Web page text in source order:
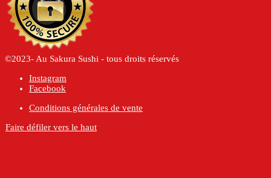
©2023- Au Sakura Sushi - tous droits réservés
Instagram
Facebook
Conditions générales de vente
Faire défiler vers le haut